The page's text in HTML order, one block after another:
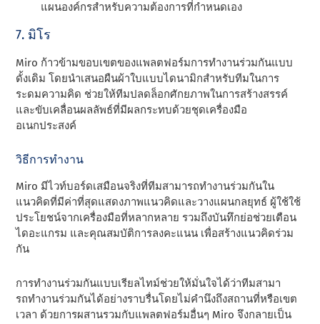
แผนองค์กรสําหรับความต้องการที่กําหนดเอง
7. มิโร
Miro ก้าวข้ามขอบเขตของแพลตฟอร์มการทํางานร่วมกันแบบ
ดั้งเดิม โดยนําเสนอผืนผ้าใบแบบไดนามิกสําหรับทีมในการ
ระดมความคิด ช่วยให้ทีมปลดล็อกศักยภาพในการสร้างสรรค์
และขับเคลื่อนผลลัพธ์ที่มีผลกระทบด้วยชุดเครื่องมือ
อเนกประสงค์
วิธีการทํางาน
Miro มีไวท์บอร์ดเสมือนจริงที่ทีมสามารถทํางานร่วมกันใน
แนวคิดที่มีค่าที่สุดแสดงภาพแนวคิดและวางแผนกลยุทธ์ ผู้ใช้ใช้
ประโยชน์จากเครื่องมือที่หลากหลาย รวมถึงบันทึกย่อช่วยเตือน
ไดอะแกรม และคุณสมบัติการลงคะแนน เพื่อสร้างแนวคิดร่วม
กัน
การทํางานร่วมกันแบบเรียลไทม์ช่วยให้มั่นใจได้ว่าทีมสามา
รถทํางานร่วมกันได้อย่างราบรื่นโดยไม่คํานึงถึงสถานที่หรือเขต
เวลา ด้วยการผสานรวมกับแพลตฟอร์มอื่นๆ Miro จึงกลายเป็น